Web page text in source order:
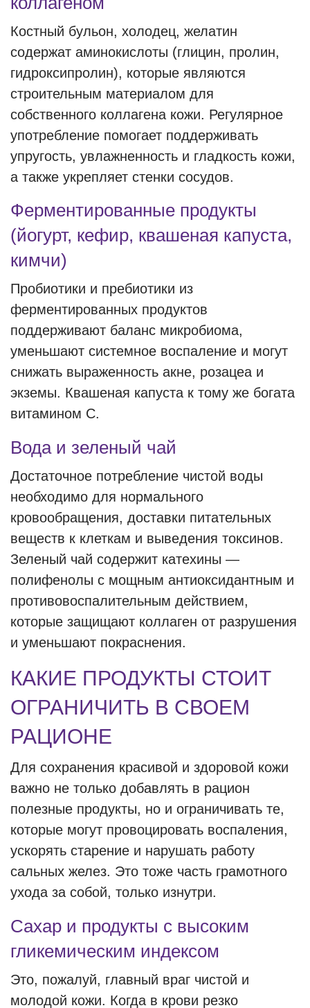
Костный бульон, холодец, желатин
содержат аминокислоты (глицин, пролин,
гидроксипролин), которые являются
строительным материалом для
собственного коллагена кожи. Регулярное
употребление помогает поддерживать
упругость, увлажненность и гладкость кожи,
а также укрепляет стенки сосудов.
Ферментированные продукты
(йогурт, кефир, квашеная капуста,
кимчи)
Пробиотики и пребиотики из
ферментированных продуктов
поддерживают баланс микробиома,
уменьшают системное воспаление и могут
снижать выраженность акне, розацеа и
экземы. Квашеная капуста к тому же богата
витамином С.
Вода и зеленый чай
Достаточное потребление чистой воды
необходимо для нормального
кровообращения, доставки питательных
веществ к клеткам и выведения токсинов.
Зеленый чай содержит катехины —
полифенолы с мощным антиоксидантным и
противовоспалительным действием,
которые защищают коллаген от разрушения
и уменьшают покраснения.
КАКИЕ ПРОДУКТЫ СТОИТ
ОГРАНИЧИТЬ В СВОЕМ
РАЦИОНЕ
Для сохранения красивой и здоровой кожи
важно не только добавлять в рацион
полезные продукты, но и ограничивать те,
которые могут провоцировать воспаления,
ускорять старение и нарушать работу
сальных желез. Это тоже часть грамотного
ухода за собой, только изнутри.
Сахар и продукты с высоким
гликемическим индексом
Это, пожалуй, главный враг чистой и
молодой кожи. Когда в крови резко